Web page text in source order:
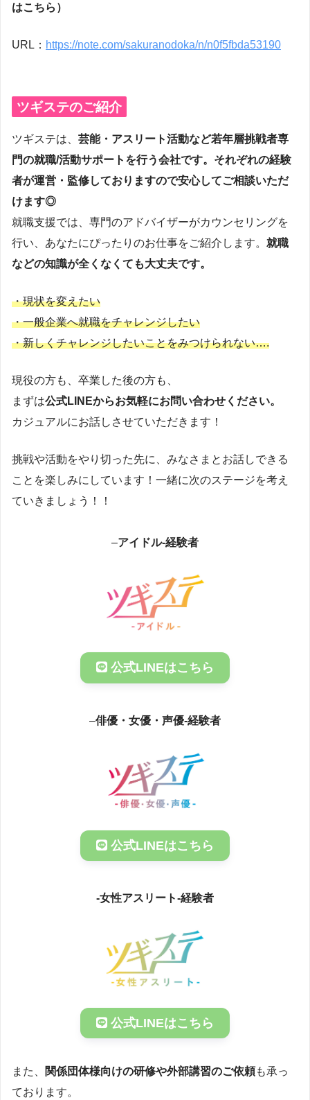
はこちら）
URL： https://note.com/sakuranodoka/n/n0f5fbda53190
ツギステのご紹介
ツギステは、 芸能・アスリート活動など若年層挑戦者専
門の就職/活動サポートを行う会社です。それぞれの経験
者が運営・監修しておりますので安心してご相談いただ
けます◎
就職支援では、専門のアドバイザーがカウンセリングを
行い、あなたにぴったりのお仕事をご紹介します。 就職
などの知識が全くなくても大丈夫です。
・現状を変えたい
・一般企業へ就職をチャレンジしたい
・新しくチャレンジしたいことをみつけられない….
現役の方も、卒業した後の方も、
まずは公式LINEからお気軽にお問い合わせください。
カジュアルにお話しさせていただきます！
挑戦や活動をやり切った先に、みなさまとお話しできる
ことを楽しみにしています！一緒に次のステージを考え
ていきましょう！！
–アイドル-経験者
公式LINEはこちら
–俳優・女優・声優-経験者
公式LINEはこちら
-女性アスリート-経験者
公式LINEはこちら
また、 関係団体様向けの研修や外部講習のご依頼も承っ
ております。